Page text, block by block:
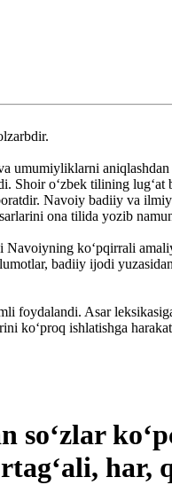
umumiyliklarni
Shoir o‘zbek tilining
Navoiy badiiy va
ona tilida yozib
Navoiyning ko‘pqirrali
badiiy ijodi
foydalandi. Asar
ko‘proq ishlatishga
so‘zlar
har,